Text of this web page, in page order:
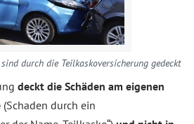
durch die Teilkaskoversicherung gedeckt
deckt die Schäden am eigenen
(Schaden durch ein